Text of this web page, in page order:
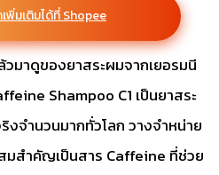
พิ่มเติมได้ที่ Shopee
มาดูของยาสระผมจากเยอรมนี
Shampoo C1 เป็นยาสระ
งจำนวนมากทั่วโลก วางจำหน่าย
มสำคัญเป็นสาร Caffeine ที่ช่วย